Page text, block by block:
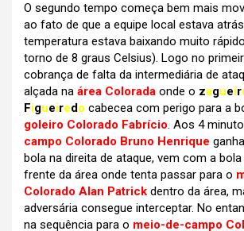
O segundo tempo começa bem mais
ao fato de que a equipe local estava
temperatura estava baixando muito
torno de 8 graus Celsius). Logo no
cobrança de falta da intermediária de
alçada na área Colorada onde o zagueir
Figueiredo cabecea com perigo para a
goleiro Colorado Fabrício. Aos 4
campo Colorado Bruno Henrique
bola na direita de ataque, vem com a
frente da área onde tenta passar para o
Colorado Alan Patrick dentro da área,
adversária consegue interceptar. No
na sequência para o meio-de-campo